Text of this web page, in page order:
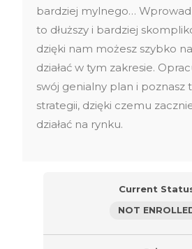
bardziej mylnego…
to dłuższy i bardziej
dzięki nam możesz szybko
działać w tym zakresie.
swój genialny plan i poznasz
strategii, dzięki czemu
działać na rynku.
Current
NOT